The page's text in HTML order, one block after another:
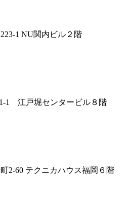
1 NU関内ビル２階
1 江戸堀センタービル８階
2-60 テクニカハウス福岡６階